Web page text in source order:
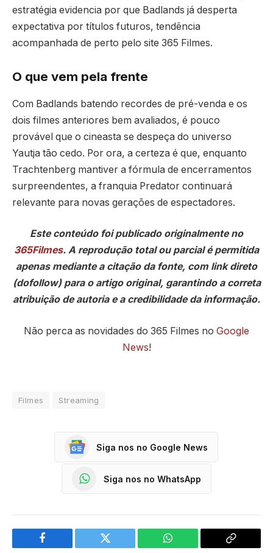
estratégia evidencia por que Badlands já desperta
expectativa por títulos futuros, tendência
acompanhada de perto pelo site 365 Filmes.
O que vem pela frente
Com Badlands batendo recordes de pré-venda e os
dois filmes anteriores bem avaliados, é pouco
provável que o cineasta se despeça do universo
Yautja tão cedo. Por ora, a certeza é que, enquanto
Trachtenberg mantiver a fórmula de encerramentos
surpreendentes, a franquia Predator continuará
relevante para novas gerações de espectadores.
Este conteúdo foi publicado originalmente no
365Filmes. A reprodução total ou parcial é permitida
apenas mediante a citação da fonte, com link direto
(dofollow) para o artigo original, garantindo a correta
atribuição de autoria e a credibilidade da informação.
Não perca as novidades do 365 Filmes no Google
News!
Filmes Streaming
Siga nos no Google News
Siga nos no WhatsApp
Facebook Twitter WhatsApp Copy